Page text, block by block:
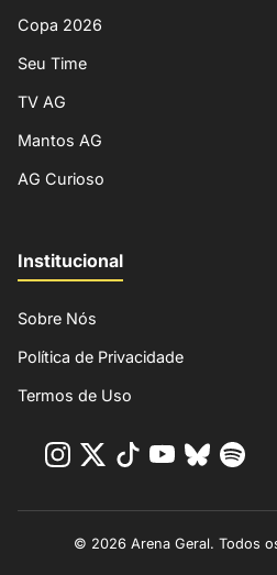
Copa 2026
Seu Time
TV AG
Mantos AG
AG Curioso
Institucional
Sobre Nós
Política de Privacidade
Termos de Uso
© 2026 Arena Geral. Todos